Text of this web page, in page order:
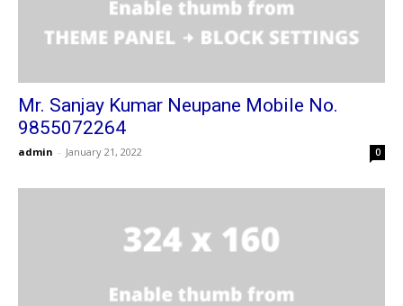
Mr. Sanjay Kumar Neupane Mobile No.
9855072264
admin - January 21, 2022 0